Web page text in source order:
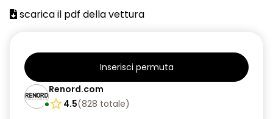
scarica il pdf della vettura
Inserisci permuta
Renord.com
4.5(828 totale)